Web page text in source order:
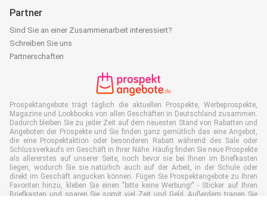
Partner
Sind Sie an einer Zusammenarbeit interessiert?
Schreiben Sie uns
Partnerschaften
Prospektangebote trägt täglich die aktuellen Prospekte, Werbeprospekte,
Magazine und Lookbooks von allen Geschäften in Deutschland zusammen.
Dadurch bleiben Sie zu jeder Zeit auf dem neuesten Stand von Rabatten und
Angeboten der Prospekte und Sie finden ganz gemütlich das eine Angebot,
die eine Prospektaktion oder besonderen Rabatt während des Sale oder
Schlussverkaufs im Geschäft in Ihrer Nähe. Häufig finden Sie neue Prospekte
als allererstes auf unserer Seite, noch bevor sie bei Ihnen im Briefkasten
liegen, wodurch Sie sie natürlich auch auf der Arbeit, in der Schule oder
direkt im Geschäft angucken können. Fügen Sie Prospektangebote zu Ihren
Favoriten hinzu, kleben Sie einen "bitte keine Werbung!" - Sticker auf Ihren
Briefkasten und sparen Sie somit viel Zeit und Geld. Außerdem tragen Sie